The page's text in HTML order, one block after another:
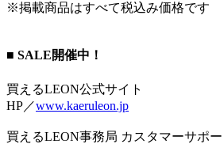
※掲載商品はすべて税込み価格です
■ SALE開催中！
買えるLEON公式サイト
HP／www.kaeruleon.jp
買えるLEON事務局 カスタマーサポー